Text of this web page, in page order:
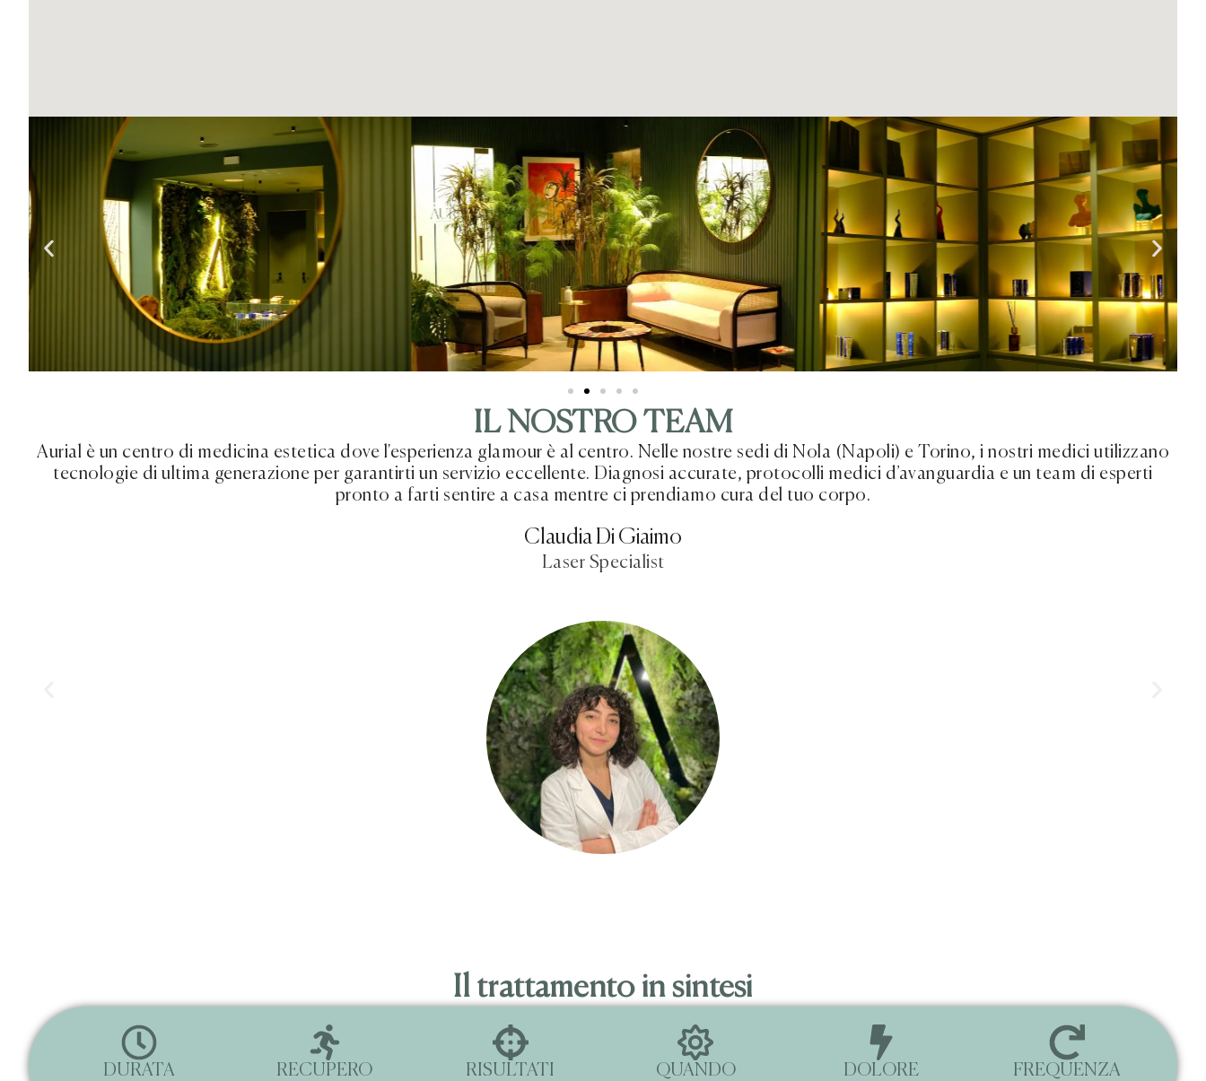
IL NOSTRO TEAM
Aurial è un centro di medicina estetica dove l'esperienza glamour è al centro. Nelle nostre sedi di Nola (Napoli) e Torino, i nostri medici utilizzano
tecnologie di ultima generazione per garantirti un servizio eccellente. Diagnosi accurate, protocolli medici d’avanguardia e un team di esperti
pronto a farti sentire a casa mentre ci prendiamo cura del tuo corpo.
Claudia Di Giaimo
Laser Specialist
Il trattamento in sintesi
DURATA RECUPERO RISULTATI QUANDO DOLORE FREQUENZA